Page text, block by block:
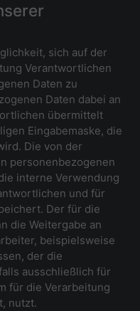
sich auf der
Verantwortlichen
Daten zu
Daten dabei an
übermittelt
Eingabemaske, die
Die von der
personenbezogenen
interne Verwendung
und für
Der für die
die Weitergabe an
beispielsweise
der die
ausschließlich für
für die Verarbeitung
nutzt.